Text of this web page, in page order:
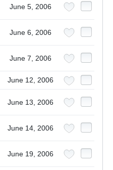
June 5, 2006
June 6, 2006
June 7, 2006
June 12, 2006
June 13, 2006
June 14, 2006
June 19, 2006